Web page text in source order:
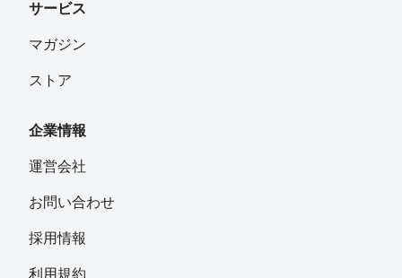
サービス
マガジン
ストア
企業情報
運営会社
お問い合わせ
採用情報
利用規約